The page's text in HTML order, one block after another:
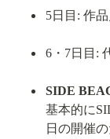
5日目: 作
6・7日目:
SIDE
基本的に
日の開催